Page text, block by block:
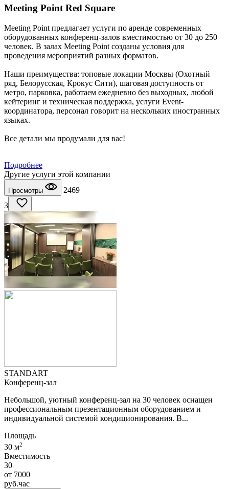
Meeting Point Red Square
Meeting Point предлагает услуги по аренде современных
оборудованных конференц-залов вместимостью от 30 до 250
человек. В залах Meeting Point созданы условия для
проведения мероприятий разных форматов.
Наши преимущества: топовые локации Москвы (Охотный
ряд, Белорусская, Крокус Сити), шаговая доступность от
метро, парковка, работаем ежедневно без выходных, любой
кейтеринг и техническая поддержка, услуги Event-
координатора, персонал говорит на нескольких иностранных
языках.
Все детали мы продумали для вас!
Подробнее
Другие услуги этой компании
Просмотры
2469
3
STANDART
Конференц-зал
Небольшой, уютный конференц-зал на 30 человек оснащен
профессиональным презентационным оборудованием и
индивидуальной системой кондиционирования. В...
Площадь
30 м2
Вместимость
30
от 7000
руб.час